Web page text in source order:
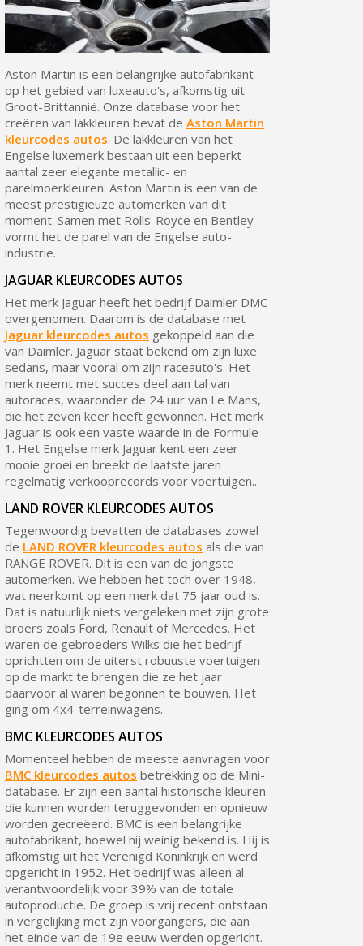
Aston Martin is een belangrijke autofabrikant
op het gebied van luxeauto's, afkomstig uit
Groot-Brittannië. Onze database voor het
creëren van lakkleuren bevat de Aston Martin
kleurcodes autos. De lakkleuren van het
Engelse luxemerk bestaan uit een beperkt
aantal zeer elegante metallic- en
parelmoerkleuren. Aston Martin is een van de
meest prestigieuze automerken van dit
moment. Samen met Rolls-Royce en Bentley
vormt het de parel van de Engelse auto-
industrie.
JAGUAR KLEURCODES AUTOS
Het merk Jaguar heeft het bedrijf Daimler DMC
overgenomen. Daarom is de database met
Jaguar kleurcodes autos gekoppeld aan die
van Daimler. Jaguar staat bekend om zijn luxe
sedans, maar vooral om zijn raceauto's. Het
merk neemt met succes deel aan tal van
autoraces, waaronder de 24 uur van Le Mans,
die het zeven keer heeft gewonnen. Het merk
Jaguar is ook een vaste waarde in de Formule
1. Het Engelse merk Jaguar kent een zeer
mooie groei en breekt de laatste jaren
regelmatig verkooprecords voor voertuigen..
LAND ROVER KLEURCODES AUTOS
Tegenwoordig bevatten de databases zowel
de LAND ROVER kleurcodes autos als die van
RANGE ROVER. Dit is een van de jongste
automerken. We hebben het toch over 1948,
wat neerkomt op een merk dat 75 jaar oud is.
Dat is natuurlijk niets vergeleken met zijn grote
broers zoals Ford, Renault of Mercedes. Het
waren de gebroeders Wilks die het bedrijf
oprichtten om de uiterst robuuste voertuigen
op de markt te brengen die ze het jaar
daarvoor al waren begonnen te bouwen. Het
ging om 4x4-terreinwagens.
BMC KLEURCODES AUTOS
Momenteel hebben de meeste aanvragen voor
BMC kleurcodes autos betrekking op de Mini-
database. Er zijn een aantal historische kleuren
die kunnen worden teruggevonden en opnieuw
worden gecreëerd. BMC is een belangrijke
autofabrikant, hoewel hij weinig bekend is. Hij is
afkomstig uit het Verenigd Koninkrijk en werd
opgericht in 1952. Het bedrijf was alleen al
verantwoordelijk voor 39% van de totale
autoproductie. De groep is vrij recent ontstaan
in vergelijking met zijn voorgangers, die aan
het einde van de 19e eeuw werden opgericht.